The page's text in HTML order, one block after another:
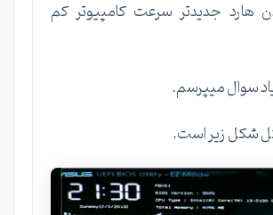
هارد جدیدتر سرعت کامپیوتر کم
سوال میپرسم.
شکل زیر است.